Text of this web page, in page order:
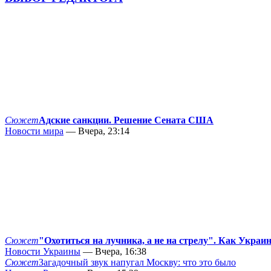
СюжетАдские санкции. Решение Сената США
Новости мира — Вчера, 23:14
Сюжет"Охотиться на лучника, а не на стрелу". Как
Новости Украины — Вчера, 16:38
СюжетЗагадочный звук напугал Москву: что это было